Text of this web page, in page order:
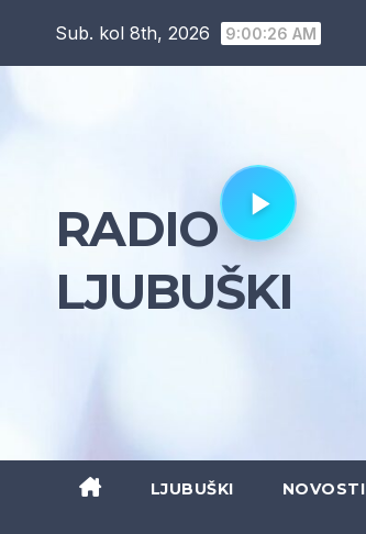
Sub. kol 8th, 2026 9:00:28 AM
RADIO
LJUBUŠKI
LJUBUŠKI NOVOSTI